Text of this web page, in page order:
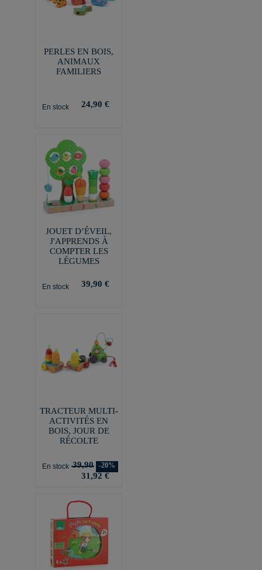
PERLES EN BOIS,
ANIMAUX
FAMILIERS
En stock 24,90 €
JOUET D’ÉVEIL,
J'APPRENDS À
COMPTER LES
LÉGUMES
En stock 39,90 €
TRACTEUR MULTI-
ACTIVITÉS EN
BOIS, JOUR DE
RÉCOLTE
En stock 39,90 -20%
31,92 €